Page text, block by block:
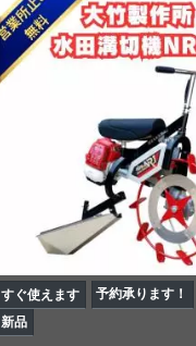
すぐ使えます 予約承ります！
新品